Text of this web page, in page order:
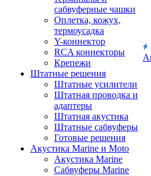
сабвуферные чашки
Оплетка, кожух,
термоусадка
Y-коннектор
RCA коннекторы
Крепежи
Штатные решения
Штатные усилители
Штатная проводка и
адаптеры
Штатная акустика
Штатные сабвуферы
Готовые решения
Акустика Marine и Moto
Акустика Marine
Сабвуферы Marine